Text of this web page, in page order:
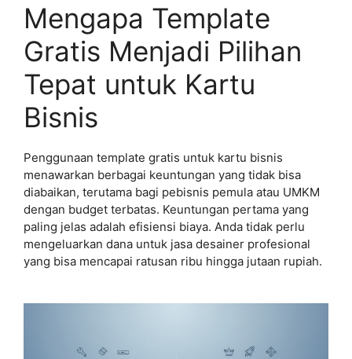
Mengapa Template
Gratis Menjadi Pilihan
Tepat untuk Kartu
Bisnis
Penggunaan template gratis untuk kartu bisnis
menawarkan berbagai keuntungan yang tidak bisa
diabaikan, terutama bagi pebisnis pemula atau UMKM
dengan budget terbatas. Keuntungan pertama yang
paling jelas adalah efisiensi biaya. Anda tidak perlu
mengeluarkan dana untuk jasa desainer profesional
yang bisa mencapai ratusan ribu hingga jutaan rupiah.